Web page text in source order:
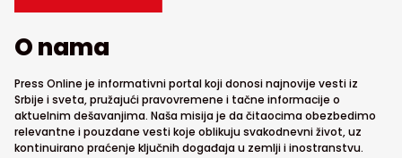
O nama
Press Online je informativni portal koji donosi najnovije vesti iz
Srbije i sveta, pružajući pravovremene i tačne informacije o
aktuelnim dešavanjima. Naša misija je da čitaocima obezbedimo
relevantne i pouzdane vesti koje oblikuju svakodnevni život, uz
kontinuirano praćenje ključnih događaja u zemlji i inostranstvu.